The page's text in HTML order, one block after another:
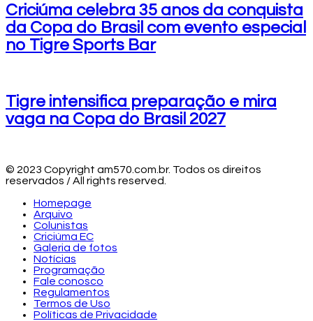
Criciúma celebra 35 anos da conquista
da Copa do Brasil com evento especial
no Tigre Sports Bar
Tigre intensifica preparação e mira
vaga na Copa do Brasil 2027
© 2023 Copyright am570.com.br. Todos os direitos
reservados / All rights reserved.
Homepage
Arquivo
Colunistas
Criciúma EC
Galeria de fotos
Notícias
Programação
Fale conosco
Regulamentos
Termos de Uso
Políticas de Privacidade